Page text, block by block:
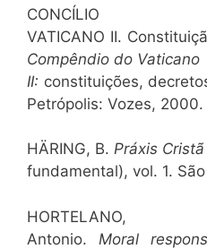
CONCÍLIO
VATICANO II.
Compêndio do Vaticano
II: constituições,
Petrópolis: Vozes, 2000.
HÄRING, B. Práxis Cristã
fundamental), vol. 1.
HORTELANO,
Antonio. Moral